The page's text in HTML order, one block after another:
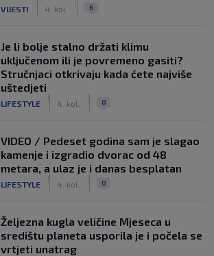
VIJESTI 4. kol. 6
Je li bolje stalno držati klimu
uključenom ili je povremeno gasiti?
Stručnjaci otkrivaju kada ćete najviše
uštedjeti
LIFESTYLE 4. kol. 0
VIDEO / Pedeset godina sam je slagao
kamenje i izgradio dvorac od 48
metara, a ulaz je i danas besplatan
LIFESTYLE 4. kol. 0
Željezna kugla veličine Mjeseca u
središtu planeta usporila je i počela se
vrtjeti unatrag